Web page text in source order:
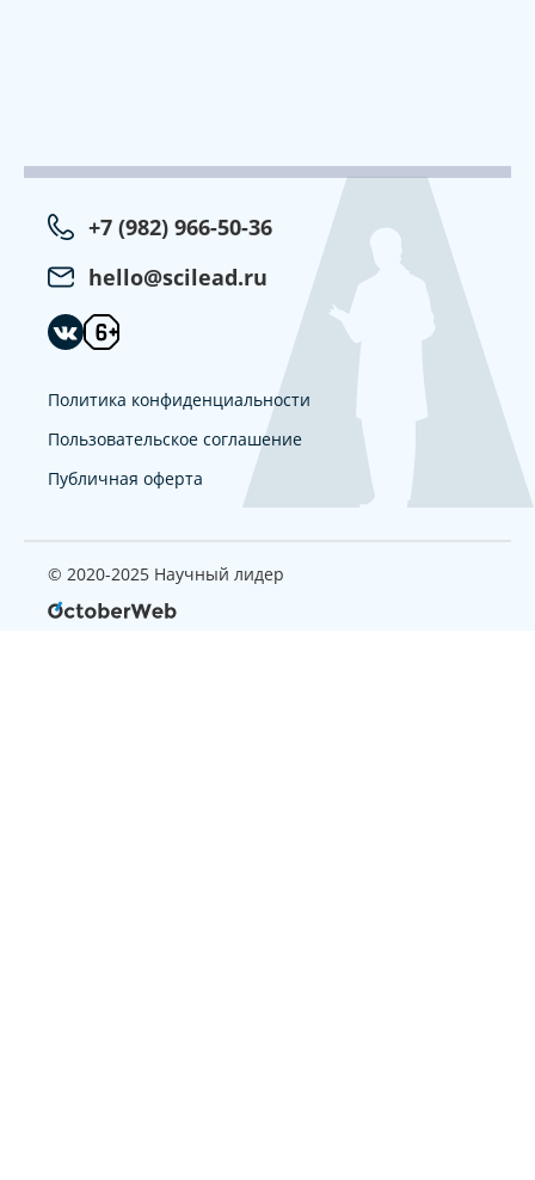
+7 (982) 966-50-36
hello@scilead.ru
Политика конфиденциальности
Пользовательское соглашение
Публичная оферта
© 2020-2025 Научный лидер